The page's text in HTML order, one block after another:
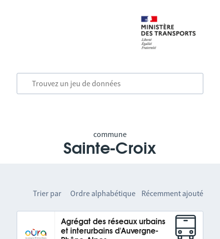
commune
Sainte-Croix
Trier par Ordre alphabétique Récemment ajouté
Agrégat des réseaux urbains
et interurbains d'Auvergne-